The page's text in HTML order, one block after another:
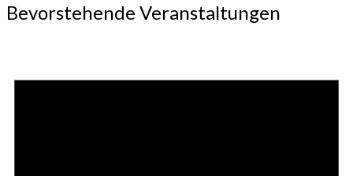
Bevorstehende Veranstaltungen